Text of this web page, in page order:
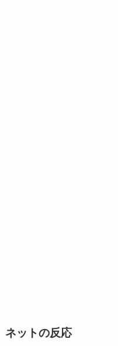
ネットの反応